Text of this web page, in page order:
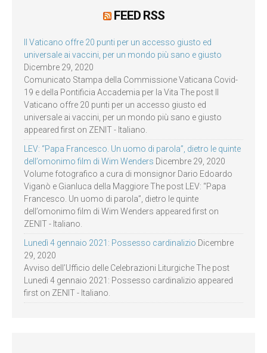
FEED RSS
Il Vaticano offre 20 punti per un accesso giusto ed
universale ai vaccini, per un mondo più sano e giusto
Dicembre 29, 2020
Comunicato Stampa della Commissione Vaticana Covid-
19 e della Pontificia Accademia per la Vita The post Il
Vaticano offre 20 punti per un accesso giusto ed
universale ai vaccini, per un mondo più sano e giusto
appeared first on ZENIT - Italiano.
LEV: “Papa Francesco. Un uomo di parola”, dietro le quinte
dell’omonimo film di Wim Wenders Dicembre 29, 2020
Volume fotografico a cura di monsignor Dario Edoardo
Viganò e Gianluca della Maggiore The post LEV: “Papa
Francesco. Un uomo di parola”, dietro le quinte
dell’omonimo film di Wim Wenders appeared first on
ZENIT - Italiano.
Lunedì 4 gennaio 2021: Possesso cardinalizio Dicembre
29, 2020
Avviso dell’Ufficio delle Celebrazioni Liturgiche The post
Lunedì 4 gennaio 2021: Possesso cardinalizio appeared
first on ZENIT - Italiano.